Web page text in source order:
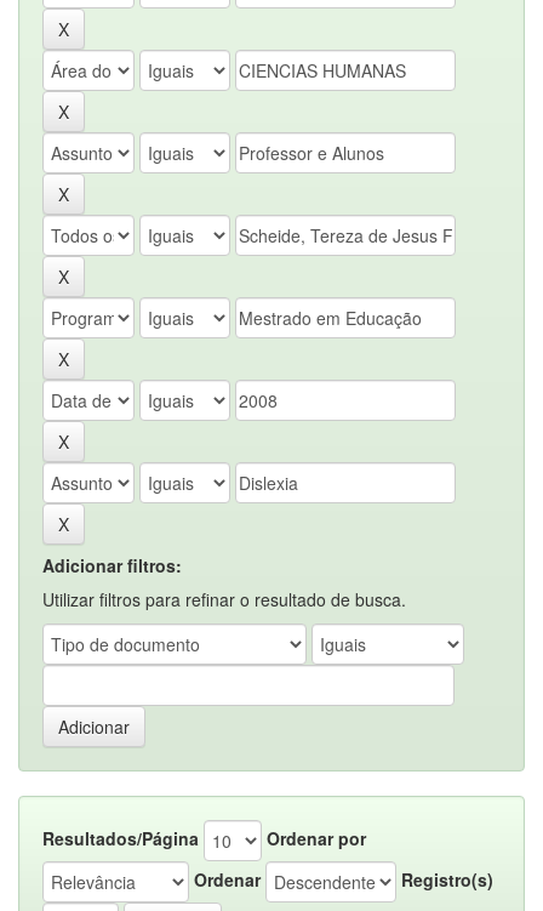
Adicionar filtros:
Utilizar filtros para refinar o resultado de busca.
Resultados/Página
Ordenar por
Ordenar
Registro(s)